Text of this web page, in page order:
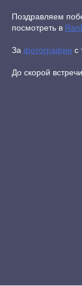
Поздравляем
посмотреть в
За фотографии с
До скорой